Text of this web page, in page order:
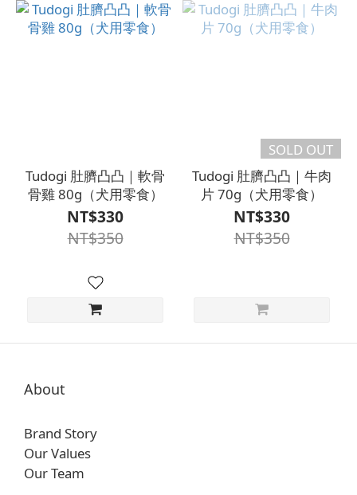
Tudogi 肚臍凸凸｜軟骨
骨雞 80g（犬用零食）
NT$330
NT$350
SOLD OUT
Tudogi 肚臍凸凸｜牛肉
片 70g（犬用零食）
NT$330
NT$350
About
Brand Story
Our Values
Our Team